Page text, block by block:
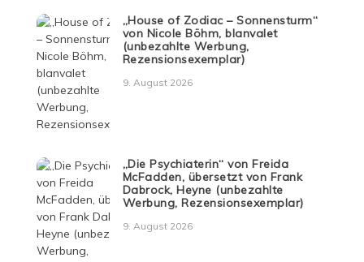
„House of Zodiac – Sonnensturm“
von Nicole Böhm, blanvalet
(unbezahlte Werbung,
Rezensionsexemplar)
9. August 2026
„Die Psychiaterin“ von Freida
McFadden, übersetzt von Frank
Dabrock, Heyne (unbezahlte
Werbung, Rezensionsexemplar)
9. August 2026